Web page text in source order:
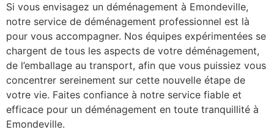
Si vous envisagez un déménagement à Emondeville,
notre service de déménagement professionnel est là
pour vous accompagner. Nos équipes expérimentées se
chargent de tous les aspects de votre déménagement,
de l’emballage au transport, afin que vous puissiez vous
concentrer sereinement sur cette nouvelle étape de
votre vie. Faites confiance à notre service fiable et
efficace pour un déménagement en toute tranquillité à
Emondeville.